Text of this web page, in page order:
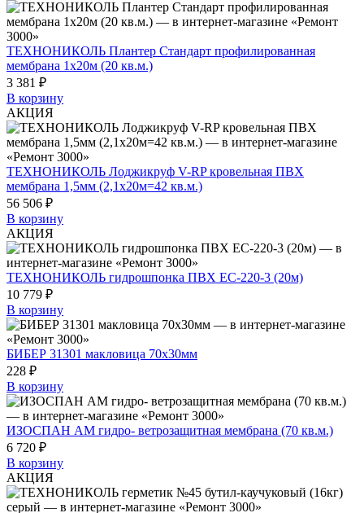
ТЕХНОНИКОЛЬ Плантер Стандарт профилированная
мембрана 1х20м (20 кв.м.)
3 381 ₽
В корзину
АКЦИЯ
ТЕХНОНИКОЛЬ Лоджикруф V-RP кровельная ПВХ
мембрана 1,5мм (2,1x20м=42 кв.м.)
56 506 ₽
В корзину
АКЦИЯ
ТЕХНОНИКОЛЬ гидрошпонка ПВХ EC-220-3 (20м)
10 779 ₽
В корзину
БИБЕР 31301 макловица 70х30мм
228 ₽
В корзину
ИЗОСПАН АМ гидро- ветрозащитная мембрана (70 кв.м.)
6 720 ₽
В корзину
АКЦИЯ